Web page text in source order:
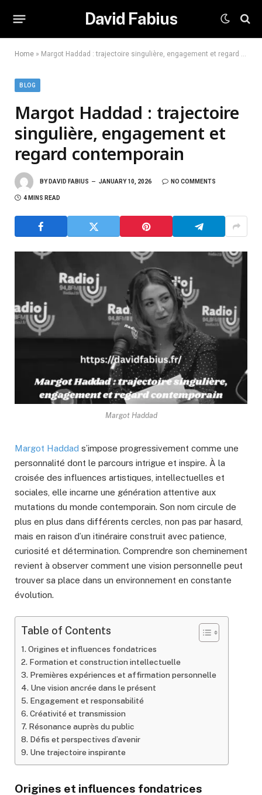
David Fabius
Home » Margot Haddad : trajectoire singulière, engagement et regard contemporain
BLOG
Margot Haddad : trajectoire
singulière, engagement et
regard contemporain
BY DAVID FABIUS JANUARY 10, 2026 NO COMMENTS
4 MINS READ
Margot Haddad
Margot Haddad s’impose progressivement comme une
personnalité dont le parcours intrigue et inspire. À la
croisée des influences artistiques, intellectuelles et
sociales, elle incarne une génération attentive aux
mutations du monde contemporain. Son nom circule de
plus en plus dans différents cercles, non pas par hasard,
mais en raison d’un itinéraire construit avec patience,
curiosité et détermination. Comprendre son cheminement
revient à observer comment une vision personnelle peut
trouver sa place dans un environnement en constante
évolution.
Table of Contents
Origines et influences fondatrices
Formation et construction intellectuelle
Premières expériences et affirmation personnelle
Une vision ancrée dans le présent
Engagement et responsabilité
Créativité et transmission
Résonance auprès du public
Défis et perspectives d’avenir
Une trajectoire inspirante
Origines et influences fondatrices